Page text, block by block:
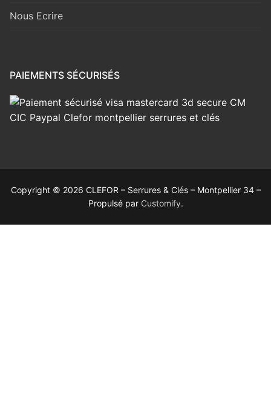
Nous Ecrire
PAIEMENTS SÉCURISÉS
Copyright © 2026 CLEFOR – Serrures & Clés – Montpellier 34 –
Propulsé par Customify.